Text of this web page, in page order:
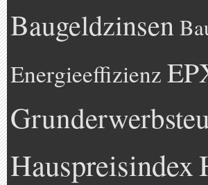
Baugeldzinsen
Energieeffizienz
Hauspreisindex